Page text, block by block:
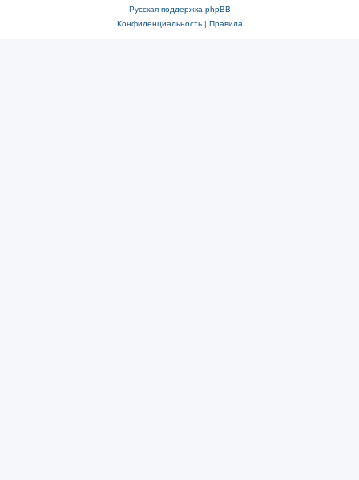
Русская поддержка phpBB
Конфиденциальность| Правила